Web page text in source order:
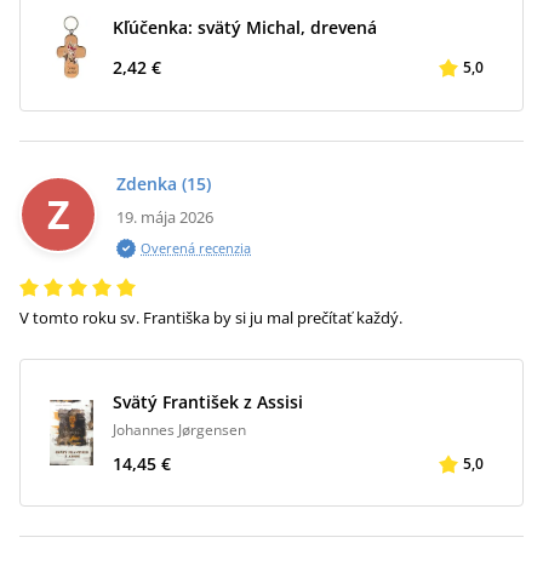
Kľúčenka: svätý Michal, drevená
2,42 €
5,0
Svätý František z Assisi
Johannes Jørgensen
14,45 € 5,0
Z
Zdenka (15)
19. mája 2026
Overená recenzia
V tomto roku sv. Františka by si ju mal prečítať každý.